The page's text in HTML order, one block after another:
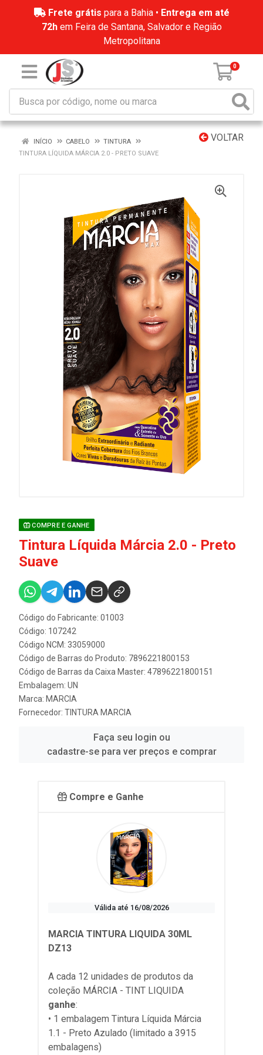
Frete grátis para a Bahia • Entrega em até
72hem Feira de Santana, Salvador e Região
Metropolitana
0
VOLTAR
INÍCIO CABELO
TINTURA
TINTURA LÍQUIDA MÁRCIA 2.0 - PRETO SUAVE
COMPRE E GANHE
Tintura Líquida Márcia 2.0 - Preto
Suave
Código do Fabricante: 01003
Código: 107242
Código NCM: 33059000
Código de Barras do Produto: 7896221800153
Código de Barras da Caixa Master: 47896221800151
Embalagem: UN
Marca: MARCIA
Fornecedor: TINTURA MARCIA
Faça seu login ou
cadastre-se para ver preços e comprar
Compre e Ganhe
Válida até 16/08/2026
MARCIA TINTURA LIQUIDA 30ML
DZ13
A cada 12 unidades de produtos da
coleção MÁRCIA - TINT LIQUIDA
ganhe:
• 1 embalagem Tintura Líquida Márcia
1.1 - Preto Azulado (limitado a 3915
embalagens)